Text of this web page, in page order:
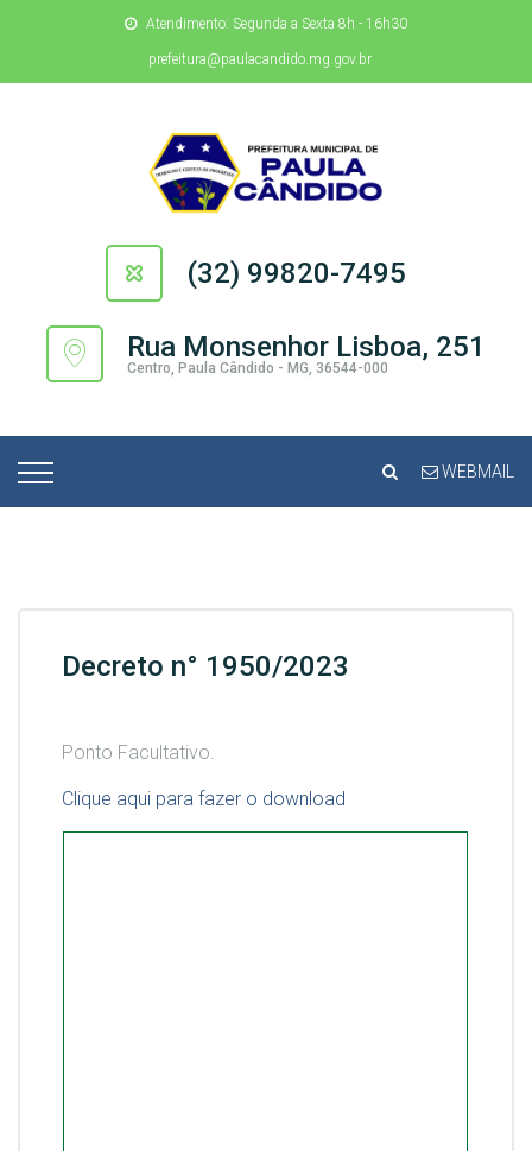
Atendimento: Segunda a Sexta 8h - 16h30
prefeitura@paulacandido.mg.gov.br
(32) 99820-7495
Rua Monsenhor Lisboa, 251
Centro, Paula Cândido - MG, 36544-000
WEBMAIL
Decreto n° 1950/2023
Ponto Facultativo.
Clique aqui para fazer o download